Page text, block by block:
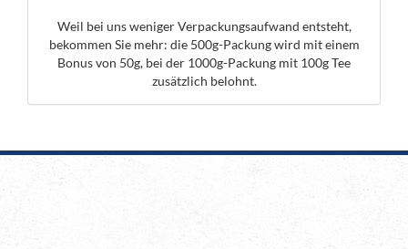
Weil bei uns weniger Verpackungsaufwand entsteht,
bekommen Sie mehr: die 500g-Packung wird mit einem
Bonus von 50g, bei der 1000g-Packung mit 100g Tee
zusätzlich belohnt.